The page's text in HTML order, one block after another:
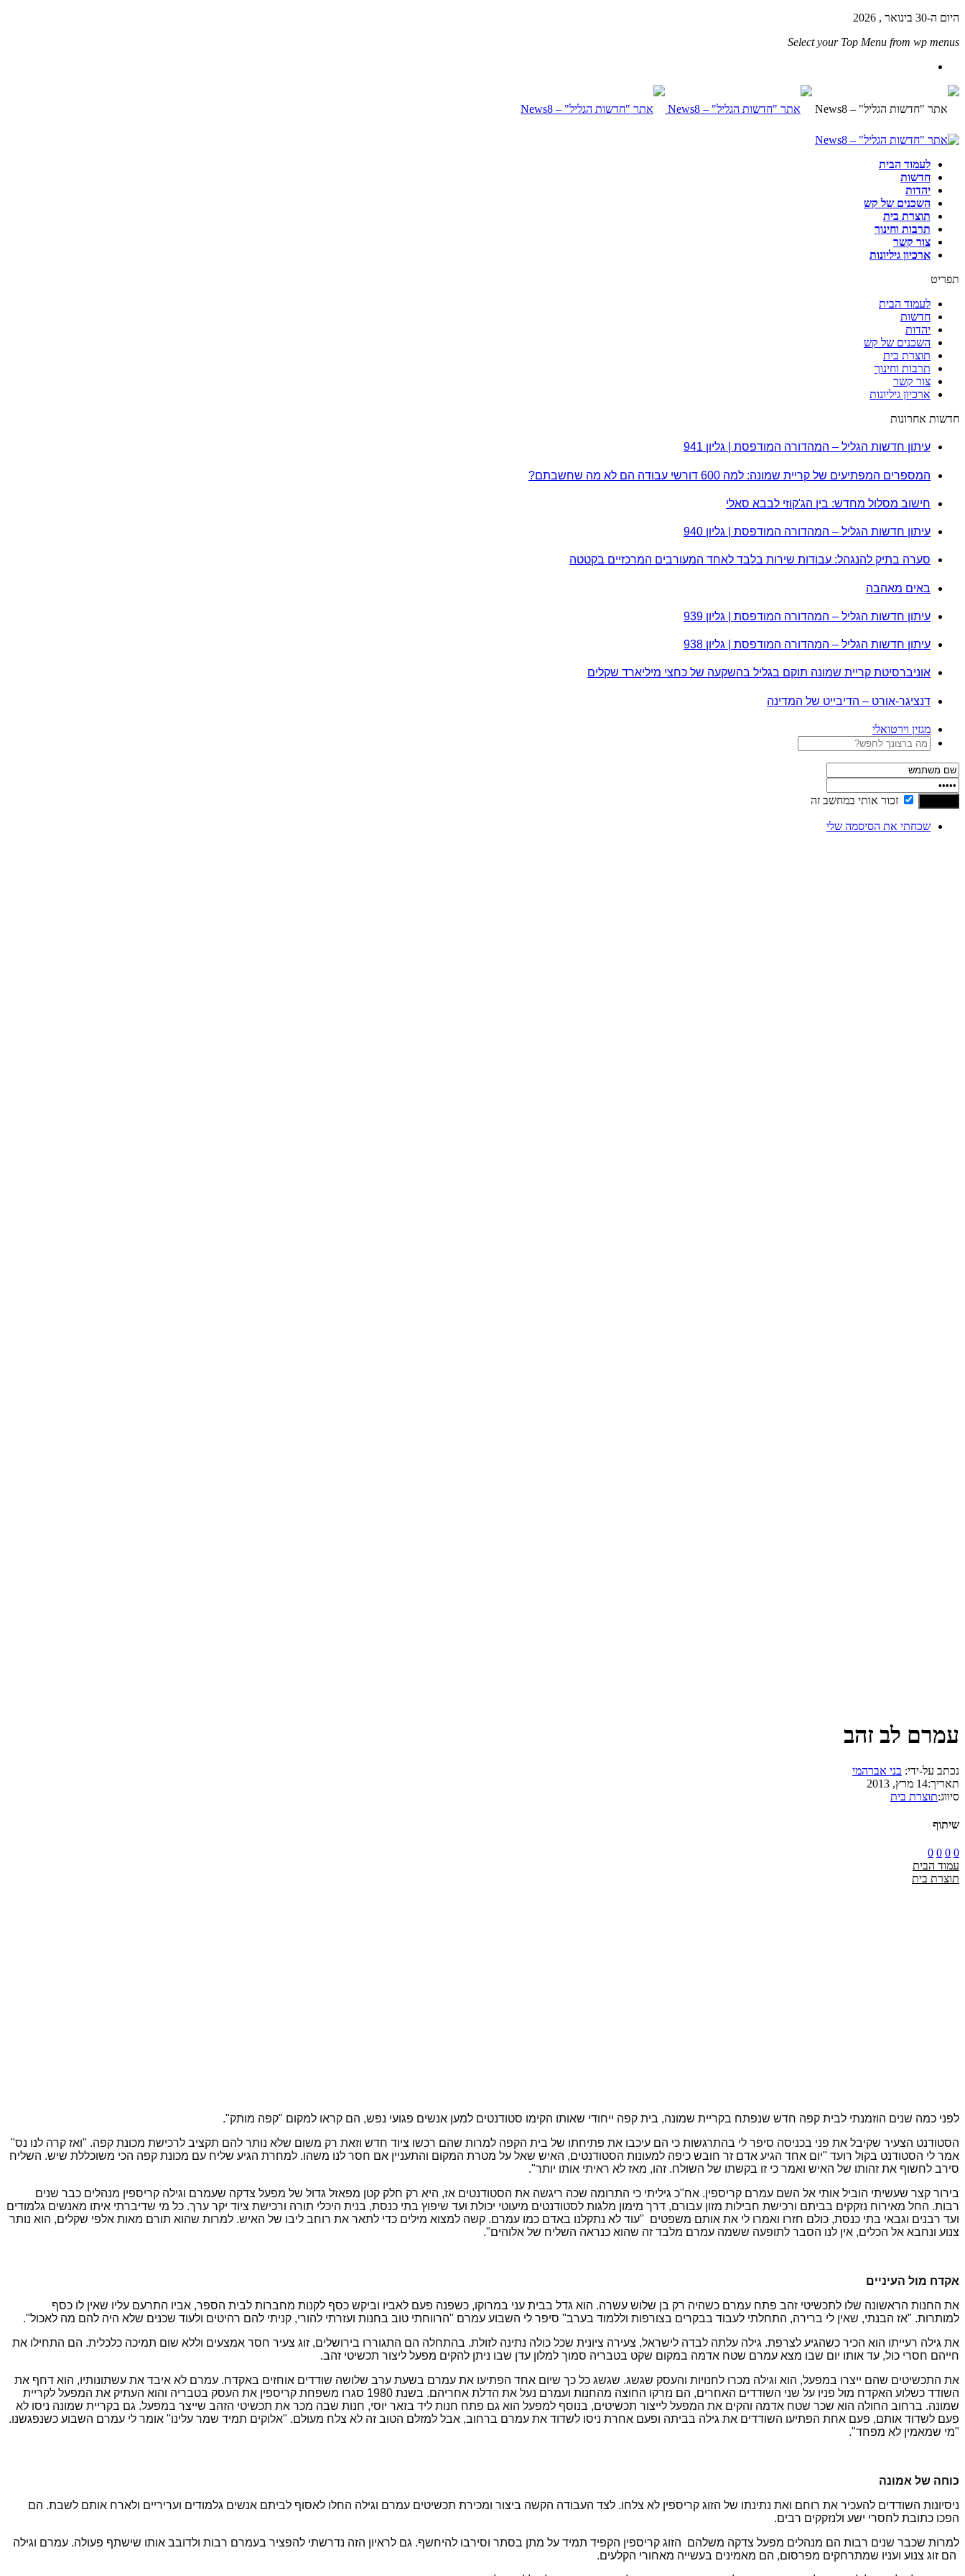
היום ה-30 בינואר , 2026
Select your Top Menu from wp menus
לעמוד הבית
חדשות
יהדות
השכנים של קש
תוצרת בית
תרבות וחינוך
צור קשר
ארכיון גיליונות
תפריט
לעמוד הבית
חדשות
יהדות
השכנים של קש
תוצרת בית
תרבות וחינוך
צור קשר
ארכיון גיליונות
חדשות אחרונות
עיתון חדשות הגליל – המהדורה המודפסת | גליון 941
המספרים המפתיעים של קריית שמונה: למה 600 דורשי עבודה הם לא מה שחשבתם?
חישוב מסלול מחדש: בין הג'קוזי לבבא סאלי
עיתון חדשות הגליל – המהדורה המודפסת | גליון 940
סערה בתיק להנגהל: עבודות שירות בלבד לאחד המעורבים המרכזיים בקטטה
באים מאהבה
עיתון חדשות הגליל – המהדורה המודפסת | גליון 939
עיתון חדשות הגליל – המהדורה המודפסת | גליון 938
אוניברסיטת קריית שמונה תוקם בגליל בהשקעה של כחצי מיליארד שקלים
דנציגר-אורט – הדיבייט של המדינה
מגזין וירטואלי
זכור אותי במחשב זה
שכחתי את הסיסמה שלי
עמרם לב זהב
נכתב על-ידי: בני אברהמי
תאריך:14 מרץ, 2013
סיווג:תוצרת בית
שיתוף
0
0
0
0
עמוד הבית
תוצרת בית
לפני כמה שנים הוזמנתי לבית קפה חדש שנפתח בקריית שמונה, בית קפה ייחודי שאותו הקימו סטודנטים למען אנשים פגועי נפש, הם קראו למקום "קפה מותק".
הסטודנט הצעיר שקיבל את פני בכניסה סיפר לי בהתרגשות כי הם עיכבו את פתיחתו של בית הקפה למרות שהם רכשו ציוד חדש וזאת רק משום שלא נותר להם תקציב לרכישת מכונת קפה. "ואז קרה לנו נס"
אמר לי הסטודנט בקול רועד "יום אחד הגיע אדם זר חובש כיפה למעונות הסטודנטים, האיש שאל על מטרת המקום והתעניין אם חסר לנו משהו. למחרת הגיע שליח עם מכונת קפה הכי משוכללת שיש. השליח
סירב לחשוף את זהותו של האיש ואמר כי זו בקשתו של השולח. זהו, מאז לא ראיתי אותו יותר".
בירור קצר שעשיתי הוביל אותי אל השם עמרם קריספין. אח"כ גיליתי כי התרומה שכה ריגשה את הסטודנטים אז, היא רק חלק קטן מפאזל גדול של מפעל צדקה שעמרם וגילה קריספין מנהלים כבר שנים
רבות. החל מאירוח נזקקים בביתם ורכישת חבילות מזון עבורם, דרך מימון מלגות לסטודנטים מיעוטי יכולת ועד שיפוץ בתי כנסת, בנית היכלי תורה ורכישת ציוד יקר ערך. כל מי שדיברתי איתו מאנשים גלמודים
ועד רבנים וגבאי בתי כנסת, כולם חזרו ואמרו לי את אותם משפטים "עוד לא נתקלנו באדם כמו עמרם. קשה למצוא מילים כדי לתאר את רוחב ליבו של האיש. למרות שהוא תורם מאות אלפי שקלים, הוא נותר
צנוע ונחבא אל הכלים, אין לנו הסבר לתופעה ששמה עמרם מלבד זה שהוא כנראה השליח של אלוהים".
אקדח מול העיניים
את החנות הראשונה שלו לתכשיטי זהב פתח עמרם כשהיה רק בן שלוש עשרה. הוא גדל בבית עני במרוקו, כשפנה פעם לאביו וביקש כסף לקנות מחברות לבית הספר, אביו התרעם עליו שאין לו כסף
למותרות. "אז הבנתי, שאין לי ברירה, התחלתי לעבוד בבקרים בצורפות וללמוד בערב" סיפר לי השבוע עמרם "הרווחתי טוב בחנות ועזרתי להורי, קניתי להם רהיטים ולעוד שכנים שלא היה להם מה לאכול".
את גילה רעייתו הוא הכיר כשהגיע לצרפת. גילה עלתה לבדה לישראל, צעירה ציונית שכל כולה נתינה לזולת. בהתחלה הם התגוררו בירושלים, זוג צעיר חסר אמצעים וללא שום תמיכה כלכלית. הם התחילו את
חייהם חסרי כול, עד אותו יום שבו מצא עמרם שטח אדמה במקום שקט בטבריה סמוך למלון עדן שבו ניתן להקים מפעל ליצור תכשיטי זהב.
את התכשיטים שהם ייצרו במפעל, הוא וגילה מכרו לחנויות והעסק שגשג. שגשג כל כך שיום אחד הפתיעו את עמרם בשעת ערב שלושה שודדים אוחזים באקדח. עמרם לא איבד את עשתונותיו, הוא דחף את
השודד כשלוע האקדח מול פניו על שני השודדים האחרים, הם נזרקו החוצה מהחנות ועמרם נעל את הדלת אחריהם. בשנת 1980 סגרו משפחת קריספין את העסק בטבריה והוא העתיק את המפעל לקריית
שמונה. ברחוב החולה הוא שכר שטח אדמה והקים את המפעל לייצור תכשיטים, בנוסף למפעל הוא גם פתח חנות ליד בזאר יוסי, חנות שבה מכר את תכשיטי הזהב שייצר במפעל. גם בקריית שמונה ניסו לא
פעם לשדוד אותם, פעם אחת הפתיעו השודדים את גילה בביתה ופעם אחרת ניסו לשדוד את עמרם ברחוב, אבל למזלם הטוב זה לא צלח מעולם. "אלוקים תמיד שמר עלינו" אומר לי עמרם השבוע כשנפגשנו.
"מי שמאמין לא מפחד".
כוחה של אמונה
ניסיונות השודדים להעכיר את רוחם ואת נתינתו של הזוג קריספין לא צלחו. לצד העבודה הקשה ביצור ומכירת תכשיטים עמרם וגילה החלו לאסוף לביתם אנשים גלמודים ועריריים ולארח אותם לשבת. הם
הפכו כתובת לחסרי ישע ולנזקקים רבים.
למרות שכבר שנים רבות הם מנהלים מפעל צדקה משלהם הזוג קריספין הקפיד תמיד על מתן בסתר וסירבו להיחשף. גם לראיון הזה נדרשתי להפציר בעמרם רבות ולדובב אותו שישתף פעולה. עמרם וגילה
הם זוג צנוע ועניו שמתרחקים מפרסום, הם מאמינים בעשייה מאחורי הקלעים.